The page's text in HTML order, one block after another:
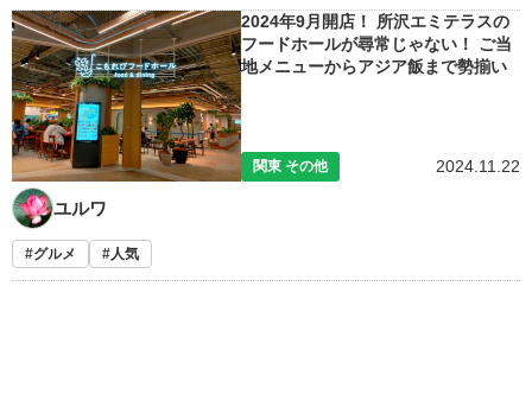
2024年9月開店！ 所沢エミテラスの
フードホールが尋常じゃない！ ご当
地メニューからアジア飯まで勢揃い
関東 その他 2024.11.22
ユルワ
グルメ 人気